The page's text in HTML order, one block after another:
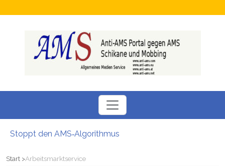
Stoppt den AMS‑Algorithmus
Start Arbeitsmarktservice